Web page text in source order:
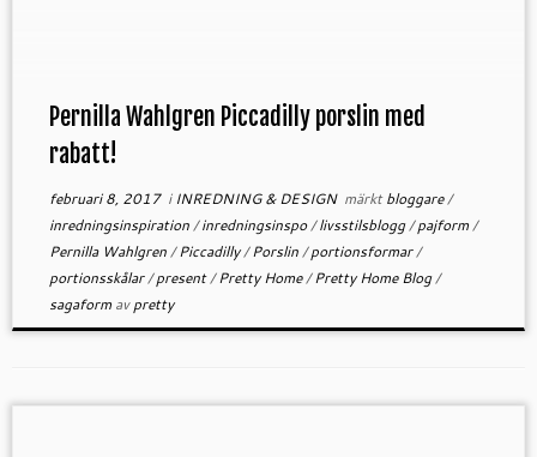
Pernilla Wahlgren Piccadilly porslin med
rabatt!
februari 8, 2017i INREDNING & DESIGN märktbloggare/
inredningsinspiration/inredningsinspo/livsstilsblogg/pajform/
Pernilla Wahlgren/Piccadilly/Porslin/portionsformar/
portionsskålar/present/Pretty Home/Pretty Home Blog/
sagaform avpretty